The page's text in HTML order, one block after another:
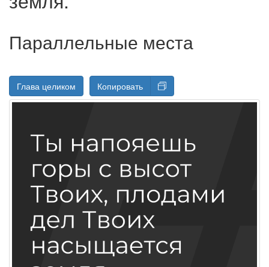
Параллельные места
Глава целиком Копировать